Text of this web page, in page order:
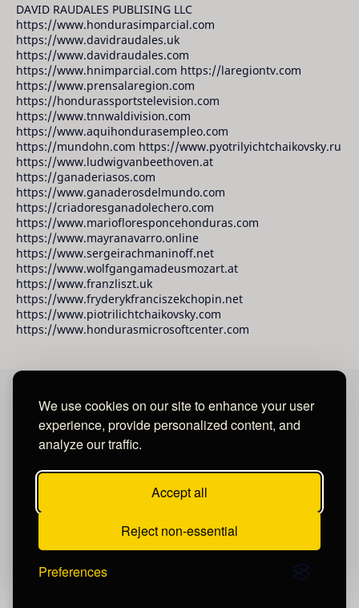
We use cookies on our site to enhance your user
experience, provide personalized content, and
analyze our traffic.
Accept all
Reject non-essential
Preferences
DAVID RAUDALES PUBLISING LLC
https://www.hondurasimparcial.com
https://www.davidraudales.uk
https://www.davidraudales.com
https://www.hnimparcial.com https://laregiontv.com
https://www.prensalaregion.com
https://hondurassportstelevision.com
https://www.tnnwaldivision.com
https://www.aquihondurasempleo.com
https://mundohn.com https://www.pyotrilyichtchaikovsky.ru
https://www.ludwigvanbeethoven.at
https://ganaderiasos.com
https://www.ganaderosdelmundo.com
https://criadoresganadolechero.com
https://www.mariofloresponcehonduras.com
https://www.mayranavarro.online
https://www.sergeirachmaninoff.net
https://www.wolfgangamadeusmozart.at
https://www.franzliszt.uk
https://www.fryderykfranciszekchopin.net
https://www.piotrilichtchaikovsky.com
https://www.hondurasmicrosoftcenter.com
David Raudales Publishing LLC
Salvador.